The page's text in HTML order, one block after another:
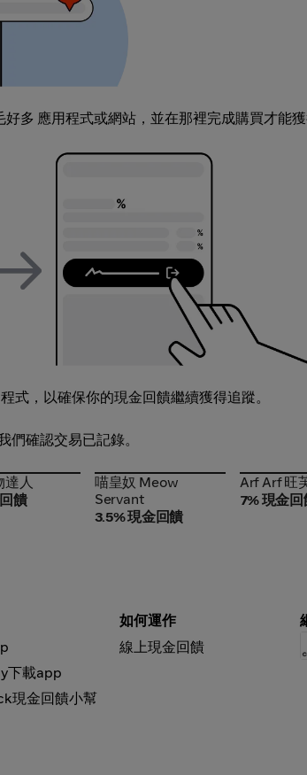
多 應用程式或網站，並在那裡完成購買才能
式，以確保你的現金回饋繼續獲得追蹤。
確認交易已記錄。
人
達人
饋
喵皇奴 Meow
Servant
喵皇奴 Meow
Servant
3.5% 現金回饋
Arf Arf 旺
Arf Arf 旺
7% 現金回
下載app
現金回饋小幫
如何運作
線上現金回饋